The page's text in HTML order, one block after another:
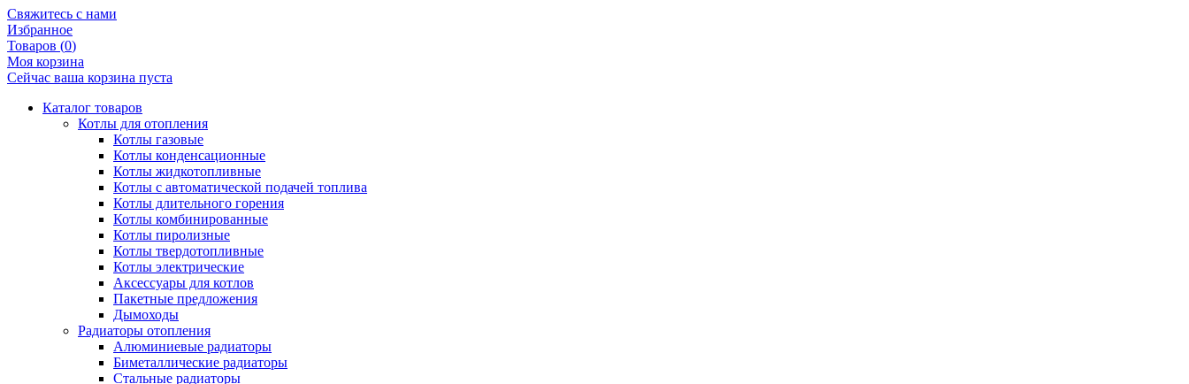
Свяжитесь с нами
Избранное
Товаров (0)
Моя корзина
Сейчас ваша корзина пуста
Каталог товаров
Котлы для отопления
Котлы газовые
Котлы конденсационные
Котлы жидкотопливные
Котлы с автоматической подачей топлива
Котлы длительного горения
Котлы комбинированные
Котлы пиролизные
Котлы твердотопливные
Котлы электрические
Аксессуары для котлов
Пакетные предложения
Дымоходы
Радиаторы отопления
Алюминиевые радиаторы
Биметаллические радиаторы
Стальные радиаторы